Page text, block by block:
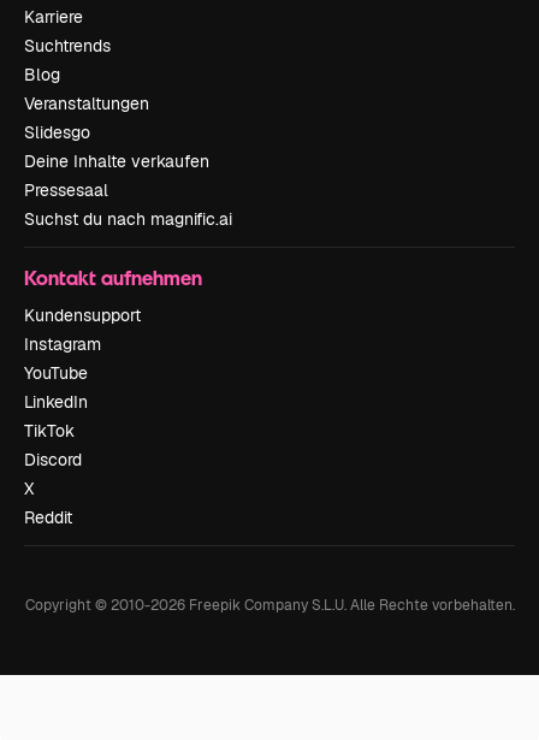
Karriere
Suchtrends
Blog
Veranstaltungen
Slidesgo
Deine Inhalte verkaufen
Pressesaal
Suchst du nach magnific.ai
Kontakt aufnehmen
Kundensupport
Instagram
YouTube
LinkedIn
TikTok
Discord
X
Reddit
Copyright © 2010-2026Freepik Company S.L.U. Alle Rechte vorbehalten.